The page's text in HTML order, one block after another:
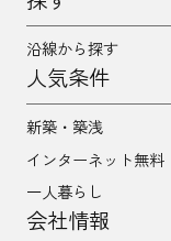
沿線から探す
人気条件
新築・築浅
インターネット無料
一人暮らし
会社情報